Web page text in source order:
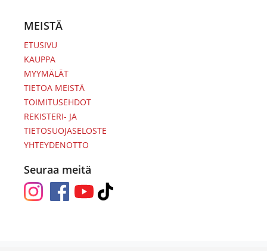
MEISTÄ
ETUSIVU
KAUPPA
MYYMÄLÄT
TIETOA MEISTÄ
TOIMITUSEHDOT
REKISTERI- JA
TIETOSUOJASELOSTE
YHTEYDENOTTO
Seuraa meitä